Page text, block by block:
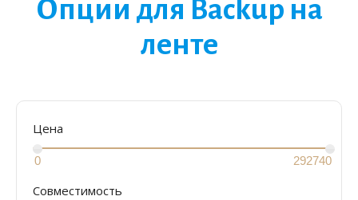
Опции для Backup на
ленте
Цена
Совместимость